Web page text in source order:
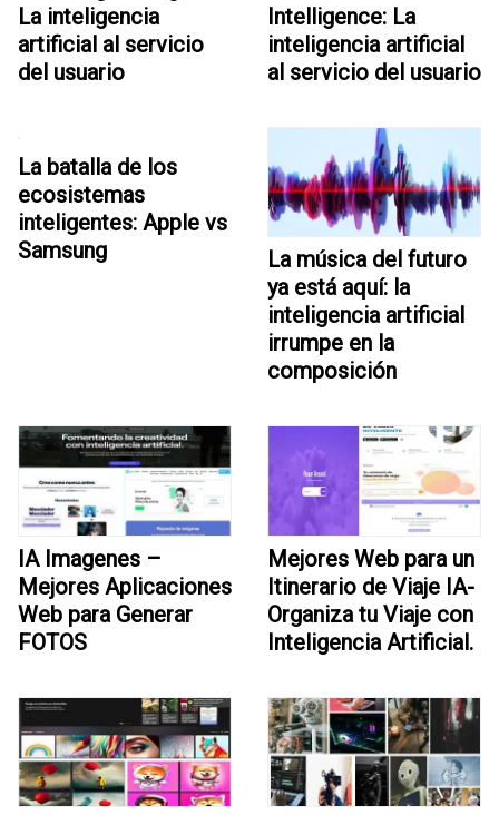
La inteligencia
artificial al servicio
del usuario
Intelligence: La
inteligencia artificial
al servicio del usuario
La batalla de los
ecosistemas
inteligentes: Apple vs
Samsung
La música del futuro
ya está aquí: la
inteligencia artificial
irrumpe en la
composición
IA Imagenes –
Mejores Aplicaciones
Web para Generar
FOTOS
Mejores Web para un
Itinerario de Viaje IA-
Organiza tu Viaje con
Inteligencia Artificial.